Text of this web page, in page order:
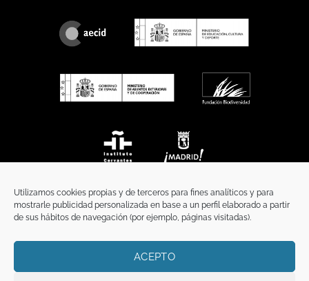
Utilizamos cookies propias y de terceros para fines analíticos y para
mostrarle publicidad personalizada en base a un perfil elaborado a partir
de sus hábitos de navegación (por ejemplo, páginas visitadas).
ACEPTO